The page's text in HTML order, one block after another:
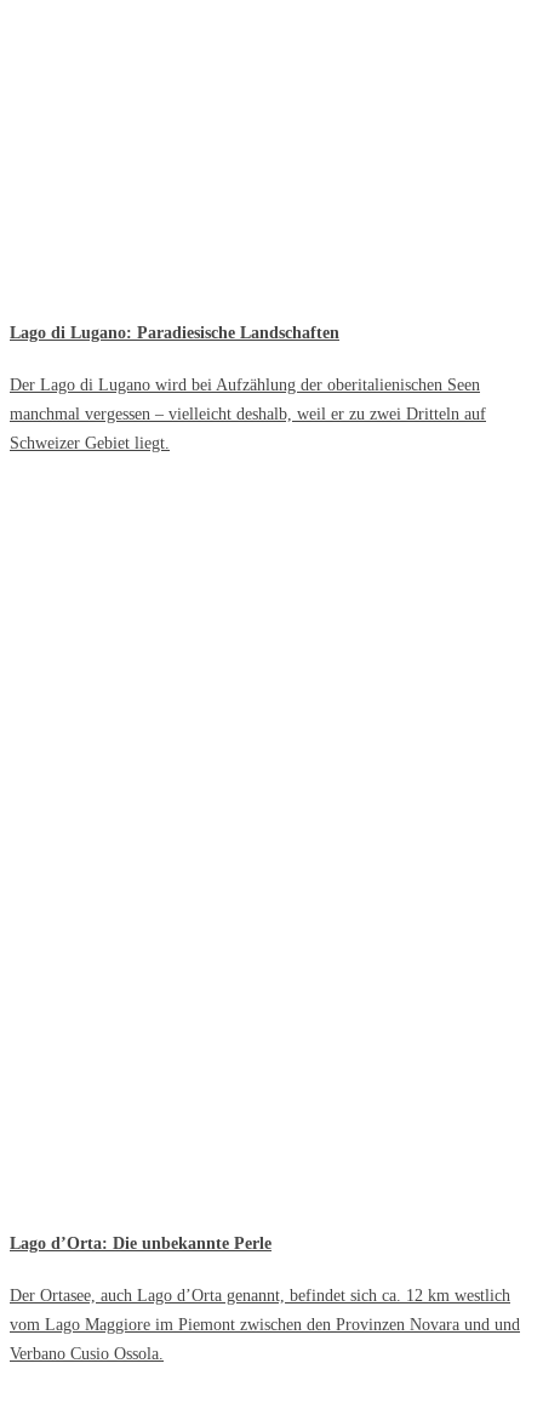
Lago di Lugano: Paradiesische Landschaften
Der Lago di Lugano wird bei Aufzählung der oberitalienischen Seen
manchmal vergessen – vielleicht deshalb, weil er zu zwei Dritteln auf
Schweizer Gebiet liegt.
Lago d’Orta: Die unbekannte Perle
Der Ortasee, auch Lago d’Orta genannt, befindet sich ca. 12 km westlich
vom Lago Maggiore im Piemont zwischen den Provinzen Novara und und
Verbano Cusio Ossola.